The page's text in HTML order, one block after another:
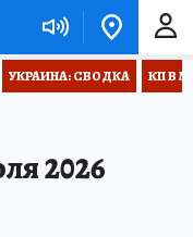
УКРАИНА: СВОДКА КП В
2026